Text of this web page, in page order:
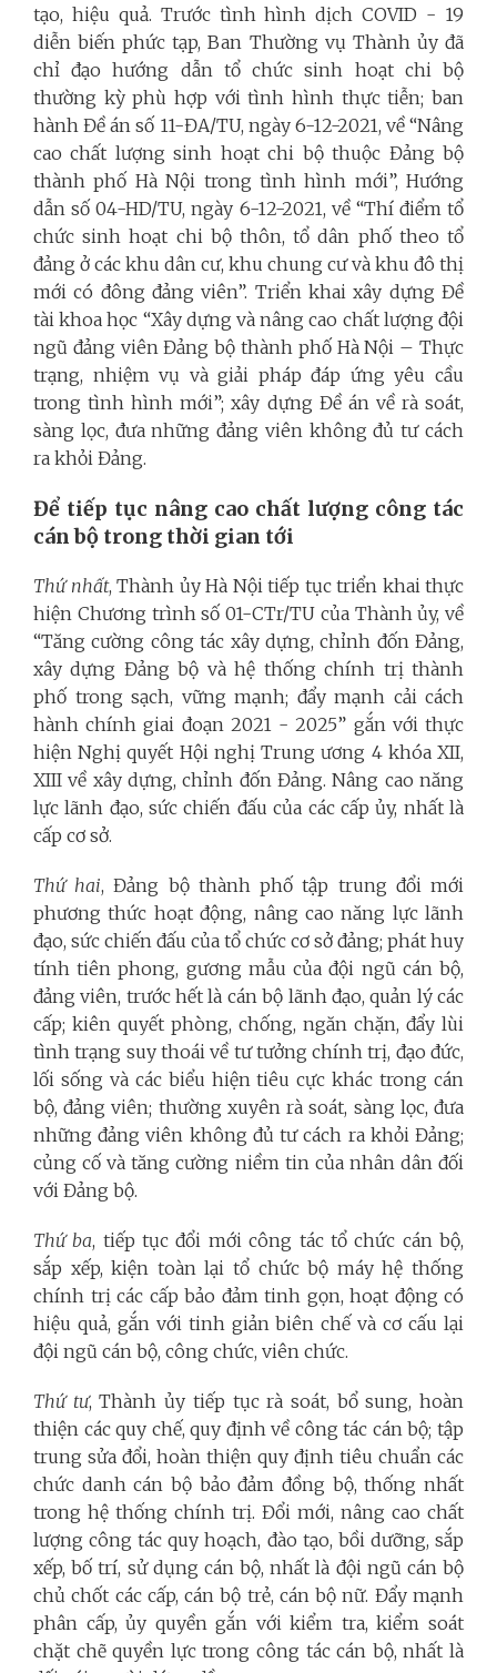
tạo, hiệu quả. Trước tình hình dịch COVID - 19
diễn biến phức tạp, Ban Thường vụ Thành ủy đã
chỉ đạo hướng dẫn tổ chức sinh hoạt chi bộ
thường kỳ phù hợp với tình hình thực tiễn; ban
hành Đề án số 11-ĐA/TU, ngày 6-12-2021, về “Nâng
cao chất lượng sinh hoạt chi bộ thuộc Đảng bộ
thành phố Hà Nội trong tình hình mới”, Hướng
dẫn số 04-HD/TU, ngày 6-12-2021, về “Thí điểm tổ
chức sinh hoạt chi bộ thôn, tổ dân phố theo tổ
đảng ở các khu dân cư, khu chung cư và khu đô thị
mới có đông đảng viên”. Triển khai xây dựng Đề
tài khoa học “Xây dựng và nâng cao chất lượng đội
ngũ đảng viên Đảng bộ thành phố Hà Nội – Thực
trạng, nhiệm vụ và giải pháp đáp ứng yêu cầu
trong tình hình mới”; xây dựng Đề án về rà soát,
sàng lọc, đưa những đảng viên không đủ tư cách
ra khỏi Đảng.
Để tiếp tục nâng cao chất lượng công tác
cán bộ trong thời gian tới
Thứ nhất, Thành ủy Hà Nội tiếp tục triển khai thực
hiện Chương trình số 01-CTr/TU của Thành ủy, về
“Tăng cường công tác xây dựng, chỉnh đốn Đảng,
xây dựng Đảng bộ và hệ thống chính trị thành
phố trong sạch, vững mạnh; đẩy mạnh cải cách
hành chính giai đoạn 2021 - 2025” gắn với thực
hiện Nghị quyết Hội nghị Trung ương 4 khóa XII,
XIII về xây dựng, chỉnh đốn Đảng. Nâng cao năng
lực lãnh đạo, sức chiến đấu của các cấp ủy, nhất là
cấp cơ sở.
Thứ hai, Đảng bộ thành phố tập trung đổi mới
phương thức hoạt động, nâng cao năng lực lãnh
đạo, sức chiến đấu của tổ chức cơ sở đảng; phát huy
tính tiên phong, gương mẫu của đội ngũ cán bộ,
đảng viên, trước hết là cán bộ lãnh đạo, quản lý các
cấp; kiên quyết phòng, chống, ngăn chặn, đẩy lùi
tình trạng suy thoái về tư tưởng chính trị, đạo đức,
lối sống và các biểu hiện tiêu cực khác trong cán
bộ, đảng viên; thường xuyên rà soát, sàng lọc, đưa
những đảng viên không đủ tư cách ra khỏi Đảng;
củng cố và tăng cường niềm tin của nhân dân đối
với Đảng bộ.
Thứ ba, tiếp tục đổi mới công tác tổ chức cán bộ,
sắp xếp, kiện toàn lại tổ chức bộ máy hệ thống
chính trị các cấp bảo đảm tinh gọn, hoạt động có
hiệu quả, gắn với tinh giản biên chế và cơ cấu lại
đội ngũ cán bộ, công chức, viên chức.
Thứ tư, Thành ủy tiếp tục rà soát, bổ sung, hoàn
thiện các quy chế, quy định về công tác cán bộ; tập
trung sửa đổi, hoàn thiện quy định tiêu chuẩn các
chức danh cán bộ bảo đảm đồng bộ, thống nhất
trong hệ thống chính trị. Đổi mới, nâng cao chất
lượng công tác quy hoạch, đào tạo, bồi dưỡng, sắp
xếp, bố trí, sử dụng cán bộ, nhất là đội ngũ cán bộ
chủ chốt các cấp, cán bộ trẻ, cán bộ nữ. Đẩy mạnh
phân cấp, ủy quyền gắn với kiểm tra, kiểm soát
chặt chẽ quyền lực trong công tác cán bộ, nhất là